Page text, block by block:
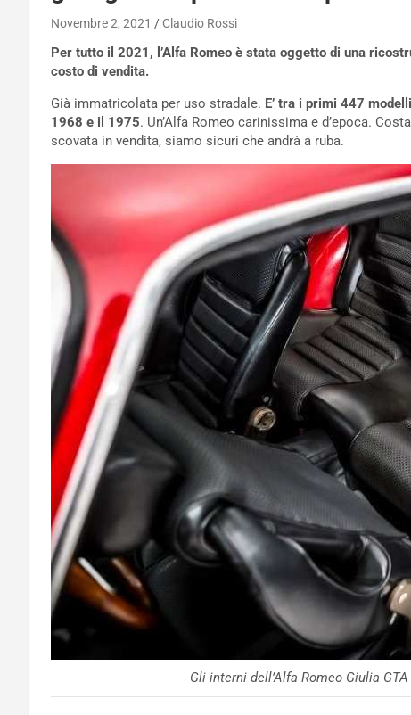
Novembre 2, 2021 Claudio Rossi
Per tutto il 2021, l’Alfa Romeo è stata oggetto di una
costo di vendita.
Già immatricolata per uso stradale. E’ tra i primi 447
1968 e il 1975. Un’Alfa Romeo carinissima e d’epoca.
scovata in vendita, siamo sicuri che andrà a ruba.
Gli interni dell’Alfa Romeo Giulia